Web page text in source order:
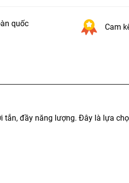
quốc Cam
tắn, đầy năng lượng. Đây là lựa